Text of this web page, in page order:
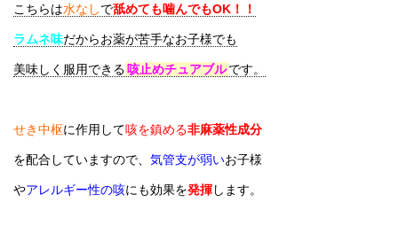
こちらは水なしで舐めても噛んでもOK！！
ラムネ味だからお薬が苦手なお子様でも
美味しく服用できる 咳止めチュアブルです。
せき中枢に作用して咳を鎮める非麻薬性成分
を配合していますので、 気管支が弱いお子様
やアレルギー性の咳にも効果を発揮します。